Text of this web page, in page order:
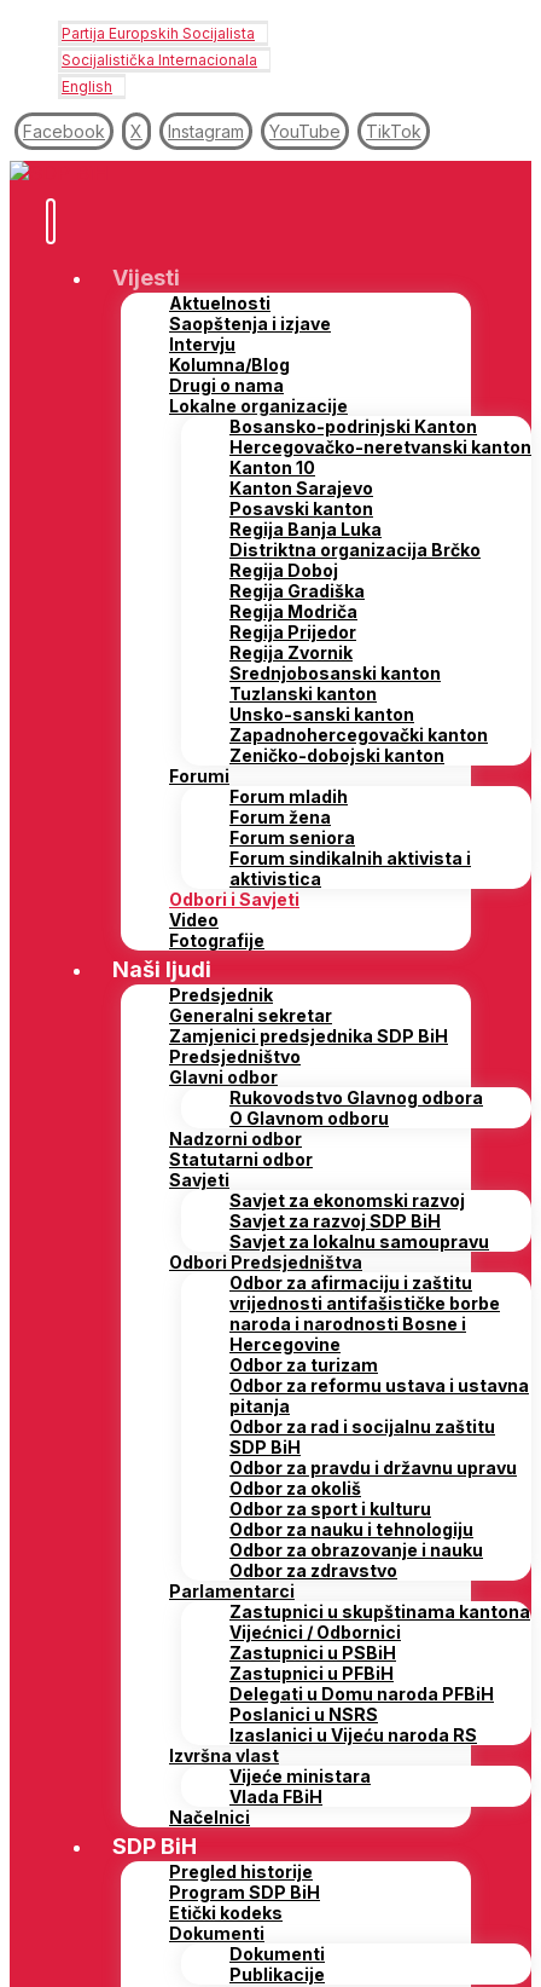
Partija Europskih Socijalista
Socijalistička Internacionala
English
Facebook X Instagram YouTube TikTok
Vijesti
Aktuelnosti
Saopštenja i izjave
Intervju
Kolumna/Blog
Drugi o nama
Lokalne organizacije
Bosansko-podrinjski Kanton
Hercegovačko-neretvanski kanton
Kanton 10
Kanton Sarajevo
Posavski kanton
Regija Banja Luka
Distriktna organizacija Brčko
Regija Doboj
Regija Gradiška
Regija Modriča
Regija Prijedor
Regija Zvornik
Srednjobosanski kanton
Tuzlanski kanton
Unsko-sanski kanton
Zapadnohercegovački kanton
Zeničko-dobojski kanton
Forumi
Forum mladih
Forum žena
Forum seniora
Forum sindikalnih aktivista i
aktivistica
Odbori i Savjeti
Video
Fotografije
Naši ljudi
Predsjednik
Generalni sekretar
Zamjenici predsjednika SDP BiH
Predsjedništvo
Glavni odbor
Rukovodstvo Glavnog odbora
O Glavnom odboru
Nadzorni odbor
Statutarni odbor
Savjeti
Savjet za ekonomski razvoj
Savjet za razvoj SDP BiH
Savjet za lokalnu samoupravu
Odbori Predsjedništva
Odbor za afirmaciju i zaštitu
vrijednosti antifašističke borbe
naroda i narodnosti Bosne i
Hercegovine
Odbor za turizam
Odbor za reformu ustava i ustavna
pitanja
Odbor za rad i socijalnu zaštitu
SDP BiH
Odbor za pravdu i državnu upravu
Odbor za okoliš
Odbor za sport i kulturu
Odbor za nauku i tehnologiju
Odbor za obrazovanje i nauku
Odbor za zdravstvo
Parlamentarci
Zastupnici u skupštinama kantona
Vijećnici / Odbornici
Zastupnici u PSBiH
Zastupnici u PFBiH
Delegati u Domu naroda PFBiH
Poslanici u NSRS
Izaslanici u Vijeću naroda RS
Izvršna vlast
Vijeće ministara
Vlada FBiH
Načelnici
SDP BiH
Pregled historije
Program SDP BiH
Etički kodeks
Dokumenti
Dokumenti
Publikacije